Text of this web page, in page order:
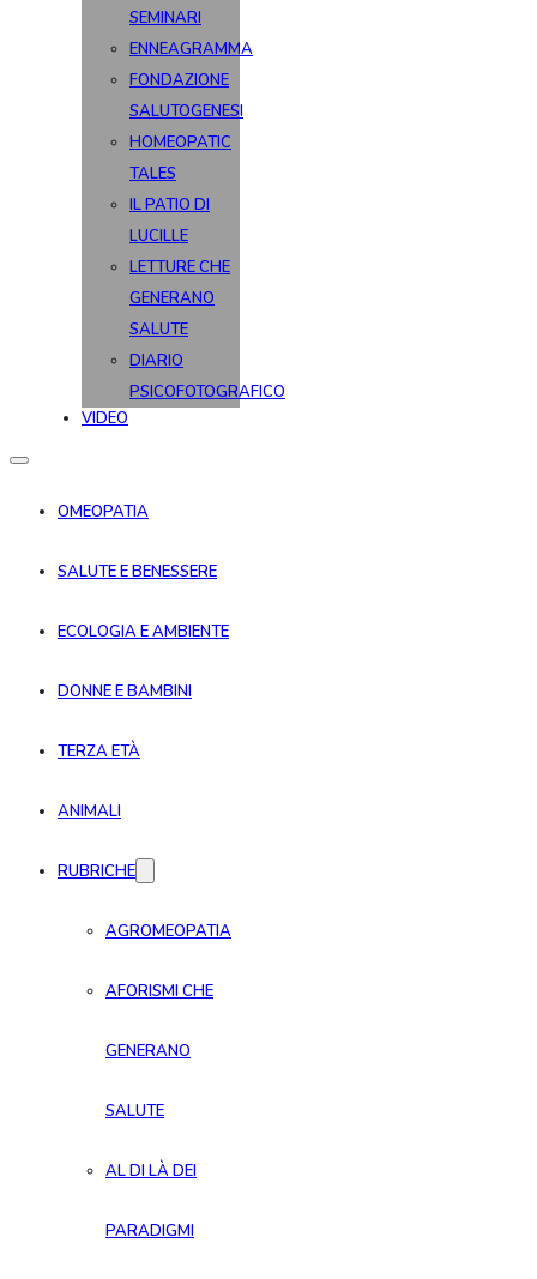
SEMINARI
ENNEAGRAMMA
FONDAZIONE
SALUTOGENESI
HOMEOPATIC
TALES
IL PATIO DI
LUCILLE
LETTURE CHE
GENERANO
SALUTE
DIARIO
PSICOFOTOGRAFICO
VIDEO
OMEOPATIA
SALUTE E BENESSERE
ECOLOGIA E AMBIENTE
DONNE E BAMBINI
TERZA ETÀ
ANIMALI
RUBRICHE
AGROMEOPATIA
AFORISMI CHE
GENERANO
SALUTE
AL DI LÀ DEI
PARADIGMI